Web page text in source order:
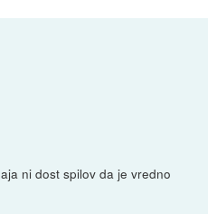
aja ni dost spilov da je vredno